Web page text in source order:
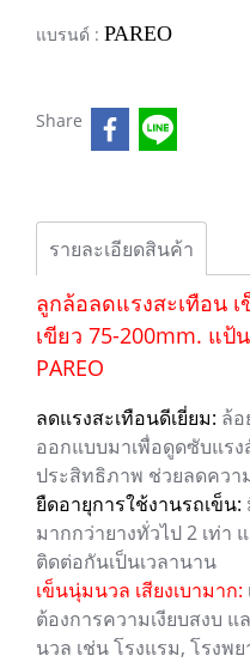
แบรนด์ : PAREO
Share
รายละเอียดสินค้า
ลูกล้อลดแรงสะเทือน เ
เขียว 75-200mm. แ
PAREO
ลดแรงสะเทือนดีเยี่ยม: ล้อ
ออกแบบมาเพื่อดูดซับแร
ประสิทธิภาพ ช่วยลดควา
ยืดอายุการใช้งานรถเข็น:
มากกว่ายางทั่วไป 2 เท่า
ติดต่อกันเป็นเวลานาน
เข็นนุ่มนวล เสียงเบามาก:
ต้องการความเงียบสงบ
นวล เช่น โรงแรม, โรงพ